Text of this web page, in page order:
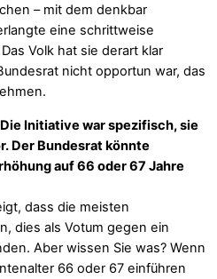
– mit dem denkbar
eine schrittweise
Volk hat sie derart klar
nicht opportun war, das
Initiative war spezifisch, sie
Der Bundesrat könnte
auf 66 oder 67 Jahre
dass die meisten
dies als Votum gegen ein
Aber wissen Sie was? Wenn
66 oder 67 einführen